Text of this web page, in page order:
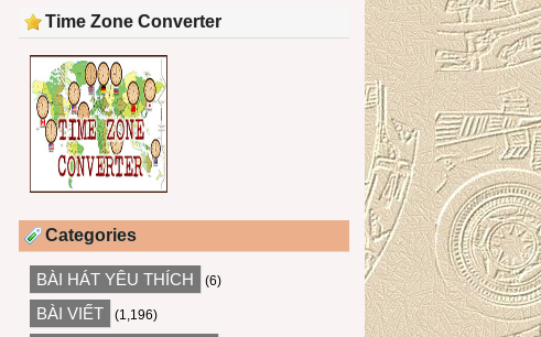
Time Zone Converter
Categories
BÀI HÁT YÊU THÍCH (6)
BÀI VIẾT (1,196)